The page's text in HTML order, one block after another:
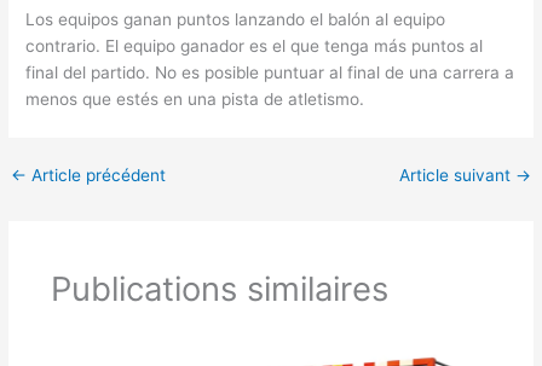
Los equipos ganan puntos lanzando el balón al equipo
contrario. El equipo ganador es el que tenga más puntos al
final del partido. No es posible puntuar al final de una carrera a
menos que estés en una pista de atletismo.
← Article précédent Article suivant →
Publications similaires